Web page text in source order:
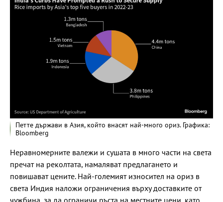
Петте държави в Азия, който внасят най-много ориз. Графика:
Bloomberg
Неравномерните валежи и сушата в много части на света
пречат на реколтата, намаляват предлагането и
повишават цените. Най-големият износител на ориз в
света Индия наложи ограничения върху доставките от
чужбина, за да ограничи ръста на местните цени, като